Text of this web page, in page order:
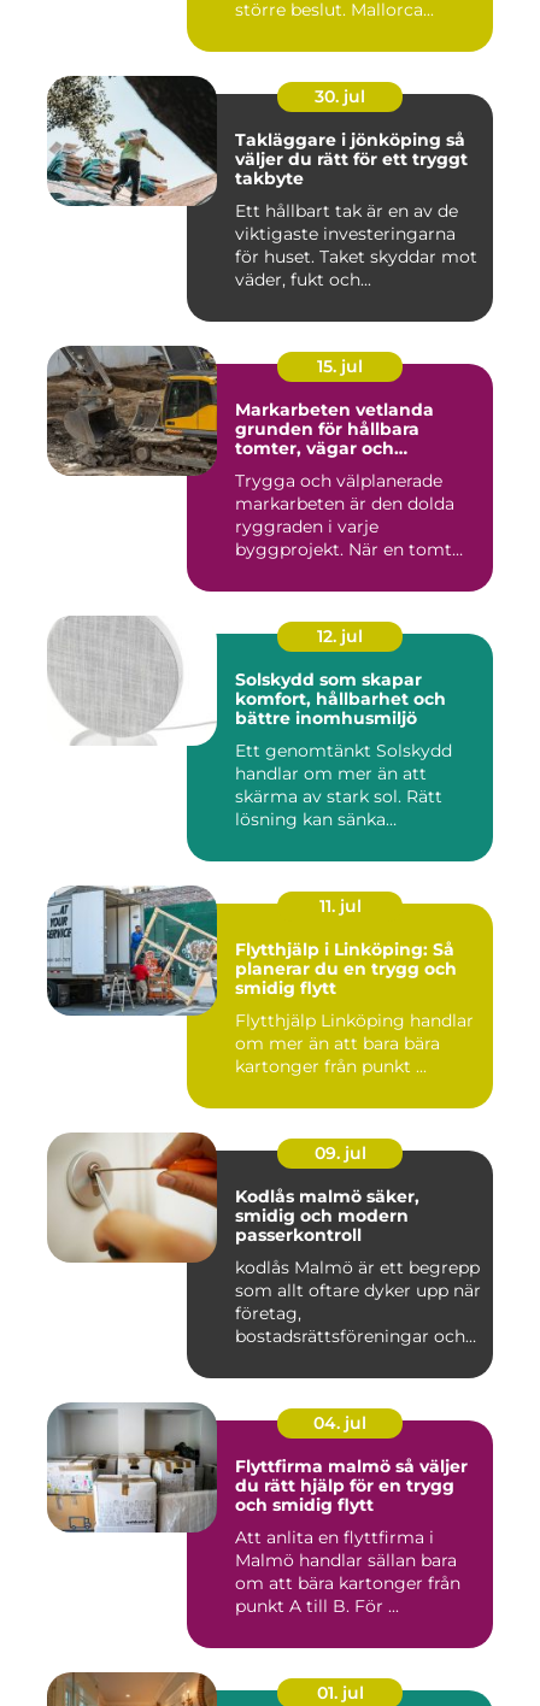
större beslut. Mallorca...
30. jul
Takläggare i jönköping så
väljer du rätt för ett tryggt
takbyte
Ett hållbart tak är en av de
viktigaste investeringarna
för huset. Taket skyddar mot
väder, fukt och...
15. jul
Markarbeten vetlanda
grunden för hållbara
tomter, vägar och
Trygga och välplanerade
markarbeten är den dolda
ryggraden i varje
byggprojekt. När en tomt
12. jul
Solskydd som skapar
komfort, hållbarhet och
bättre inomhusmiljö
Ett genomtänkt Solskydd
handlar om mer än att
skärma av stark sol. Rätt
lösning kan sänka
11. jul
Flytthjälp i Linköping: Så
planerar du en trygg och
smidig flytt
Flytthjälp Linköping handlar
om mer än att bara bära
kartonger från punkt ...
09. jul
Kodlås malmö säker,
smidig och modern
passerkontroll
kodlås Malmö är ett begrepp
som allt oftare dyker upp när
företag,
bostadsrättsföreningar och
04. jul
Flyttfirma malmö så väljer
du rätt hjälp för en trygg
och smidig flytt
Att anlita en flyttfirma i
Malmö handlar sällan bara
om att bära kartonger från
punkt A till B. För ...
01. jul